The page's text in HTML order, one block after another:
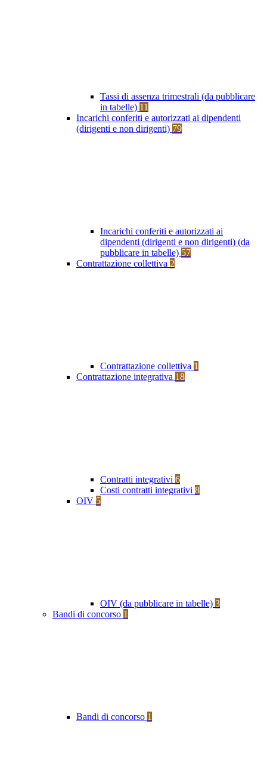
Tassi di assenza trimestrali (da pubblicare
in tabelle) 11
Incarichi conferiti e autorizzati ai dipendenti
(dirigenti e non dirigenti) 79
Incarichi conferiti e autorizzati ai
dipendenti (dirigenti e non dirigenti) (da
pubblicare in tabelle) 57
Contrattazione collettiva 2
Contrattazione collettiva 1
Contrattazione integrativa 18
Contratti integrativi 6
Costi contratti integrativi 8
OIV 5
OIV (da pubblicare in tabelle) 3
Bandi di concorso 1
Bandi di concorso 1